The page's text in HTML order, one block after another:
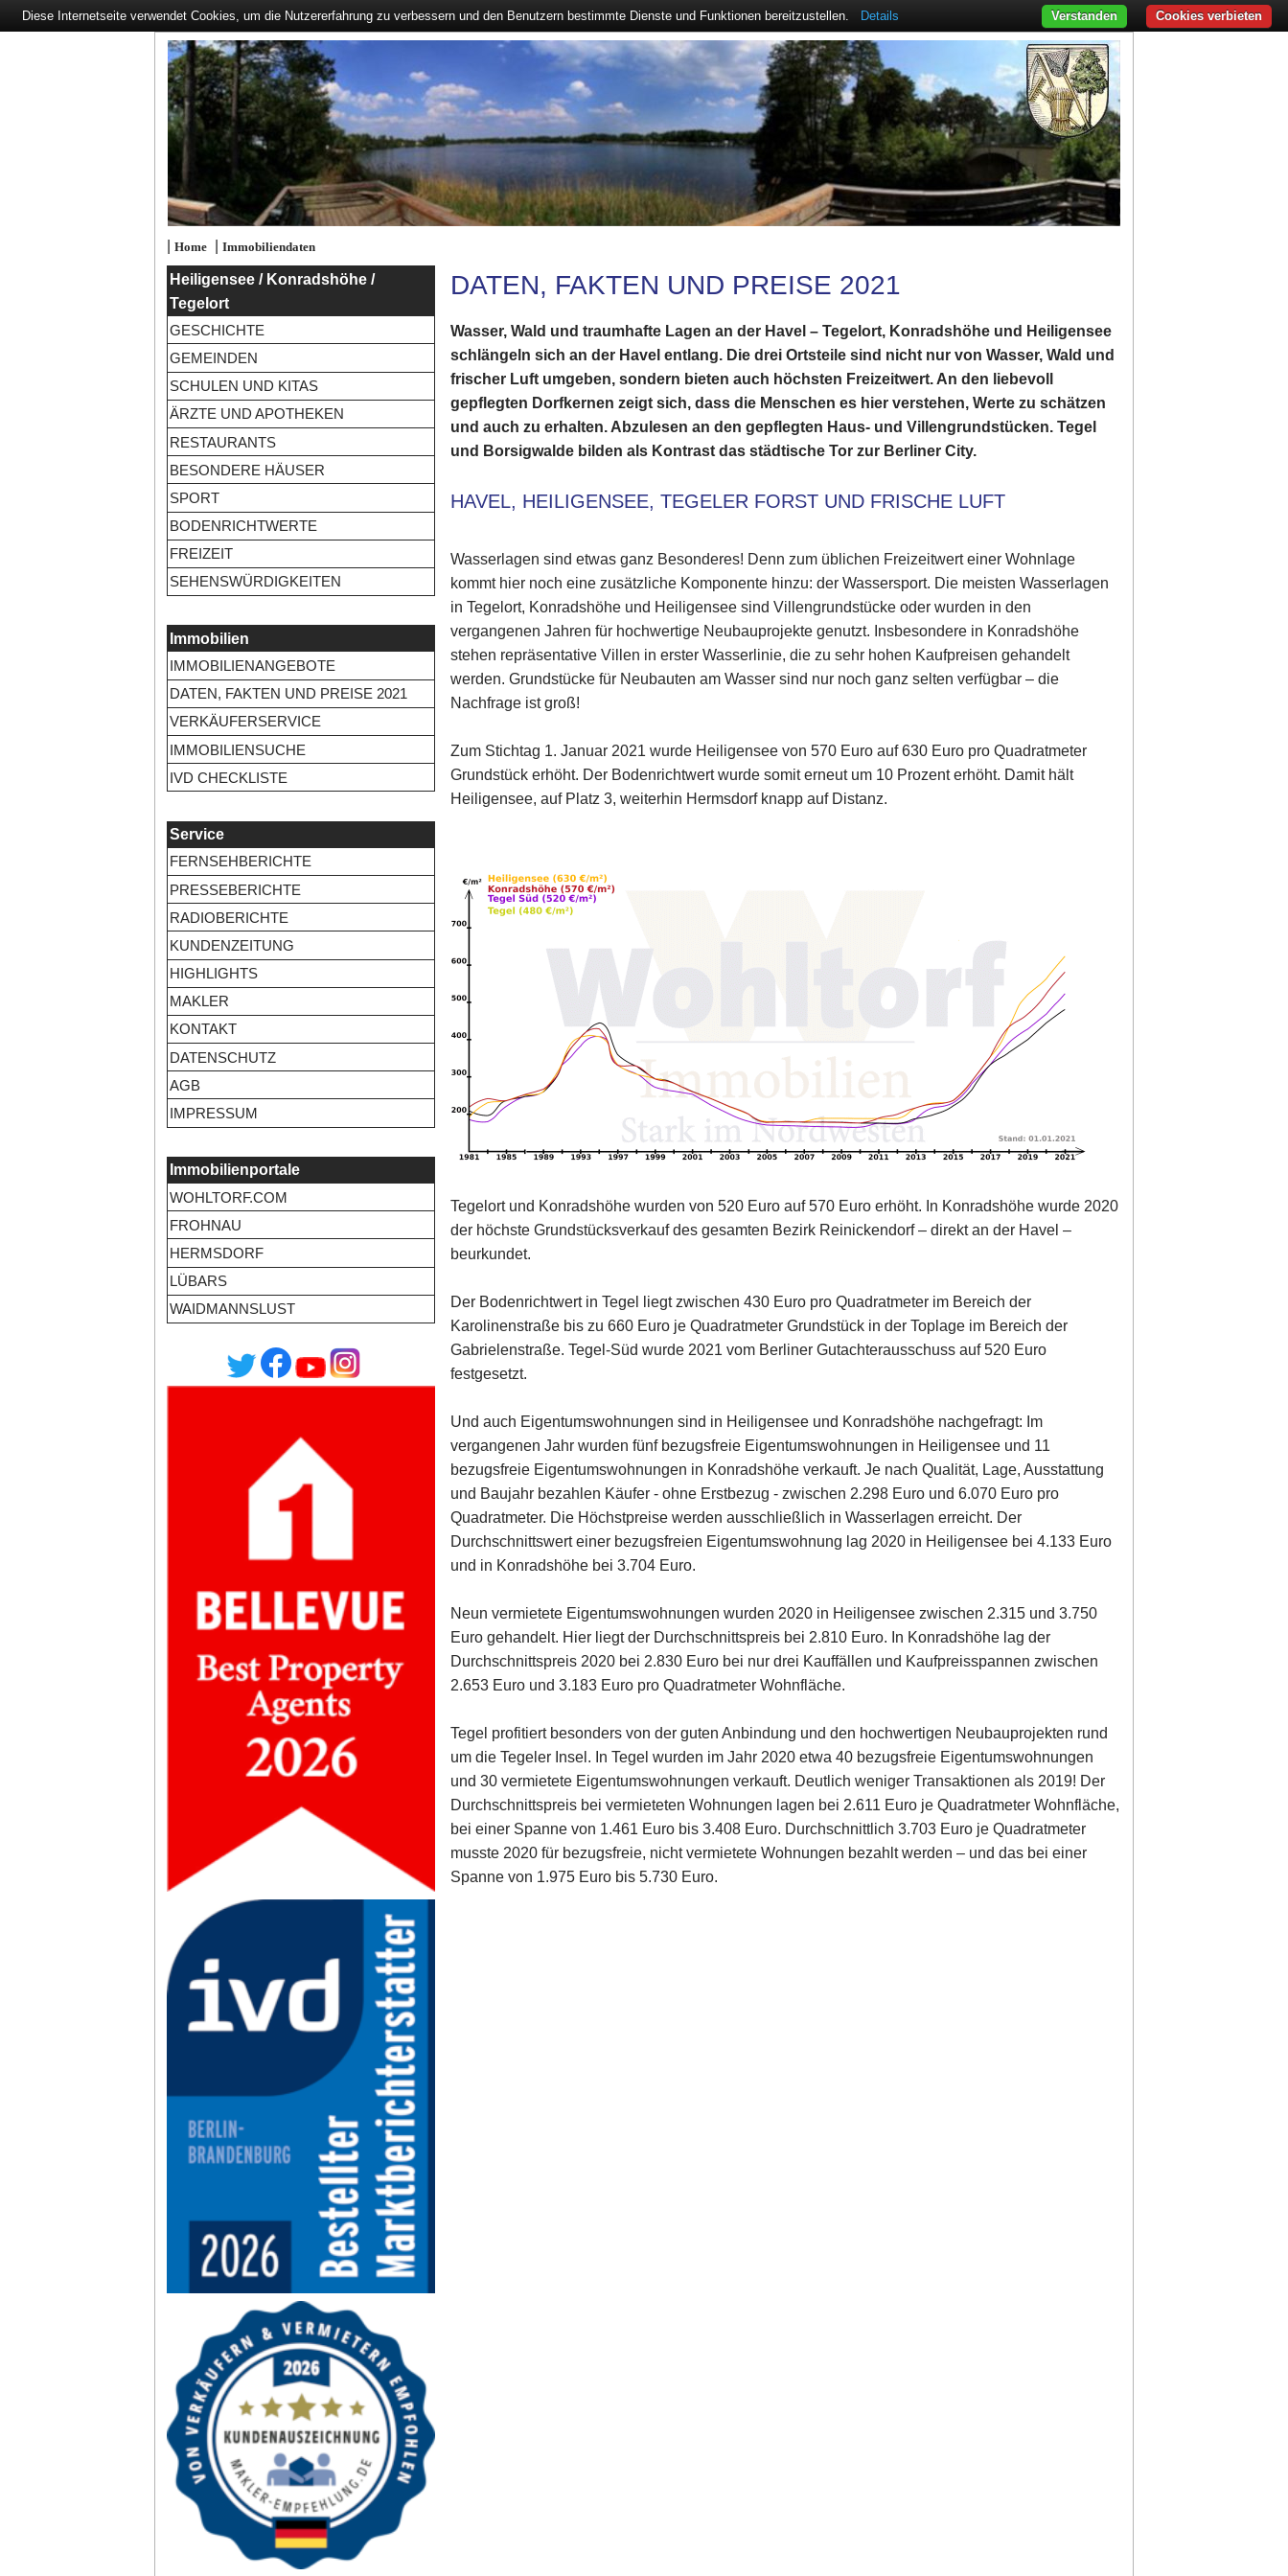
| Home| Immobiliendaten
Heiligensee / Konradshöhe /
Tegelort
GESCHICHTE
GEMEINDEN
SCHULEN UND KITAS
ÄRZTE UND APOTHEKEN
RESTAURANTS
BESONDERE HÄUSER
SPORT
BODENRICHTWERTE
FREIZEIT
SEHENSWÜRDIGKEITEN
Immobilien
IMMOBILIENANGEBOTE
DATEN, FAKTEN UND PREISE 2021
VERKÄUFERSERVICE
IMMOBILIENSUCHE
IVD CHECKLISTE
Service
FERNSEHBERICHTE
PRESSEBERICHTE
RADIOBERICHTE
KUNDENZEITUNG
HIGHLIGHTS
MAKLER
KONTAKT
DATENSCHUTZ
AGB
IMPRESSUM
Immobilienportale
WOHLTORF.COM
FROHNAU
HERMSDORF
LÜBARS
WAIDMANNSLUST
DATEN, FAKTEN UND PREISE 2021
Wasser, Wald und traumhafte Lagen an der Havel – Tegelort, Konradshöhe und Heiligensee
schlängeln sich an der Havel entlang. Die drei Ortsteile sind nicht nur von Wasser, Wald und
frischer Luft umgeben, sondern bieten auch höchsten Freizeitwert. An den liebevoll
gepflegten Dorfkernen zeigt sich, dass die Menschen es hier verstehen, Werte zu schätzen
und auch zu erhalten. Abzulesen an den gepflegten Haus- und Villengrundstücken. Tegel
und Borsigwalde bilden als Kontrast das städtische Tor zur Berliner City.
HAVEL, HEILIGENSEE, TEGELER FORST UND FRISCHE LUFT
Wasserlagen sind etwas ganz Besonderes! Denn zum üblichen Freizeitwert einer Wohnlage
kommt hier noch eine zusätzliche Komponente hinzu: der Wassersport. Die meisten Wasserlagen
in Tegelort, Konradshöhe und Heiligensee sind Villengrundstücke oder wurden in den
vergangenen Jahren für hochwertige Neubauprojekte genutzt. Insbesondere in Konradshöhe
stehen repräsentative Villen in erster Wasserlinie, die zu sehr hohen Kaufpreisen gehandelt
werden. Grundstücke für Neubauten am Wasser sind nur noch ganz selten verfügbar – die
Nachfrage ist groß!
Zum Stichtag 1. Januar 2021 wurde Heiligensee von 570 Euro auf 630 Euro pro Quadratmeter
Grundstück erhöht. Der Bodenrichtwert wurde somit erneut um 10 Prozent erhöht. Damit hält
Heiligensee, auf Platz 3, weiterhin Hermsdorf knapp auf Distanz.
Tegelort und Konradshöhe wurden von 520 Euro auf 570 Euro erhöht. In Konradshöhe wurde 2020
der höchste Grundstücksverkauf des gesamten Bezirk Reinickendorf – direkt an der Havel –
beurkundet.
Der Bodenrichtwert in Tegel liegt zwischen 430 Euro pro Quadratmeter im Bereich der
Karolinenstraße bis zu 660 Euro je Quadratmeter Grundstück in der Toplage im Bereich der
Gabrielenstraße. Tegel-Süd wurde 2021 vom Berliner Gutachterausschuss auf 520 Euro
festgesetzt.
Und auch Eigentumswohnungen sind in Heiligensee und Konradshöhe nachgefragt: Im
vergangenen Jahr wurden fünf bezugsfreie Eigentumswohnungen in Heiligensee und 11
bezugsfreie Eigentumswohnungen in Konradshöhe verkauft. Je nach Qualität, Lage, Ausstattung
und Baujahr bezahlen Käufer - ohne Erstbezug - zwischen 2.298 Euro und 6.070 Euro pro
Quadratmeter. Die Höchstpreise werden ausschließlich in Wasserlagen erreicht. Der
Durchschnittswert einer bezugsfreien Eigentumswohnung lag 2020 in Heiligensee bei 4.133 Euro
und in Konradshöhe bei 3.704 Euro.
Neun vermietete Eigentumswohnungen wurden 2020 in Heiligensee zwischen 2.315 und 3.750
Euro gehandelt. Hier liegt der Durchschnittspreis bei 2.810 Euro. In Konradshöhe lag der
Durchschnittspreis 2020 bei 2.830 Euro bei nur drei Kauffällen und Kaufpreisspannen zwischen
2.653 Euro und 3.183 Euro pro Quadratmeter Wohnfläche.
Tegel profitiert besonders von der guten Anbindung und den hochwertigen Neubauprojekten rund
um die Tegeler Insel. In Tegel wurden im Jahr 2020 etwa 40 bezugsfreie Eigentumswohnungen
und 30 vermietete Eigentumswohnungen verkauft. Deutlich weniger Transaktionen als 2019! Der
Durchschnittspreis bei vermieteten Wohnungen lagen bei 2.611 Euro je Quadratmeter Wohnfläche,
bei einer Spanne von 1.461 Euro bis 3.408 Euro. Durchschnittlich 3.703 Euro je Quadratmeter
musste 2020 für bezugsfreie, nicht vermietete Wohnungen bezahlt werden – und das bei einer
Spanne von 1.975 Euro bis 5.730 Euro.
Diese Internetseite verwendet Cookies, um die Nutzererfahrung zu verbessern und den Benutzern bestimmte Dienste und Funktionen bereitzustellen. Details Cookies verbieten
Verstanden